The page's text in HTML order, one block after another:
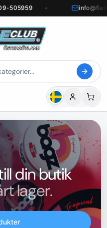
505959 •
din butik
lager.